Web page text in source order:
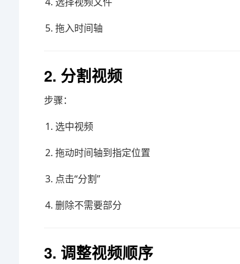
拖入时间轴
2. 分割视频
步骤：
选中视频
拖动时间轴到指定位置
点击“分割”
删除不需要部分
3. 调整视频顺序